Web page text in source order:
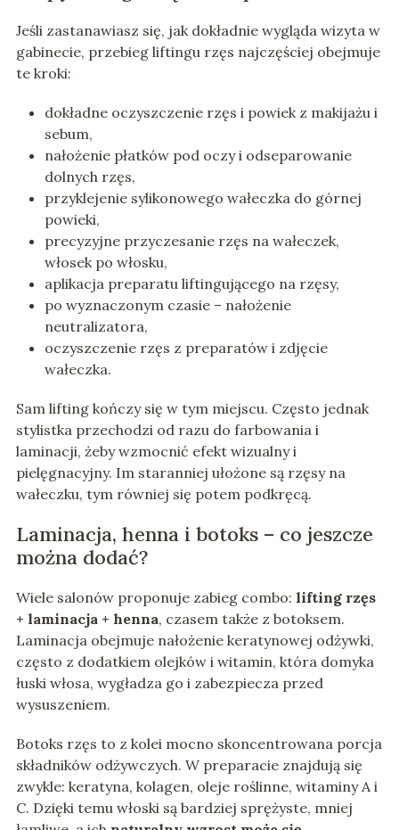
Jeśli zastanawiasz się, jak dokładnie wygląda wizyta w
gabinecie, przebieg liftingu rzęs najczęściej obejmuje
te kroki:
dokładne oczyszczenie rzęs i powiek z makijażu i
sebum,
nałożenie płatków pod oczy i odseparowanie
dolnych rzęs,
przyklejenie sylikonowego wałeczka do górnej
powieki,
precyzyjne przyczesanie rzęs na wałeczek,
włosek po włosku,
aplikacja preparatu liftingującego na rzęsy,
po wyznaczonym czasie – nałożenie
neutralizatora,
oczyszczenie rzęs z preparatów i zdjęcie
wałeczka.
Sam lifting kończy się w tym miejscu. Często jednak
stylistka przechodzi od razu do farbowania i
laminacji, żeby wzmocnić efekt wizualny i
pielęgnacyjny. Im staranniej ułożone są rzęsy na
wałeczku, tym równiej się potem podkręcą.
Laminacja, henna i botoks – co jeszcze
można dodać?
Wiele salonów proponuje zabieg combo: lifting rzęs
+ laminacja + henna, czasem także z botoksem.
Laminacja obejmuje nałożenie keratynowej odżywki,
często z dodatkiem olejków i witamin, która domyka
łuski włosa, wygładza go i zabezpiecza przed
wysuszeniem.
Botoks rzęs to z kolei mocno skoncentrowana porcja
składników odżywczych. W preparacie znajdują się
zwykle: keratyna, kolagen, oleje roślinne, witaminy A i
C. Dzięki temu włoski są bardziej sprężyste, mniej